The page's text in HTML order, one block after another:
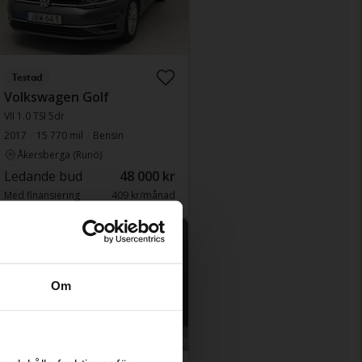
Om
Testad
Volkswagen Golf
VII 1.0 TSI 5dr
2017
15 770 mil
Bensin
Åkersberga (Runö)
Ledande bud 48 000 kr
Med finansiering 409 kr/månad